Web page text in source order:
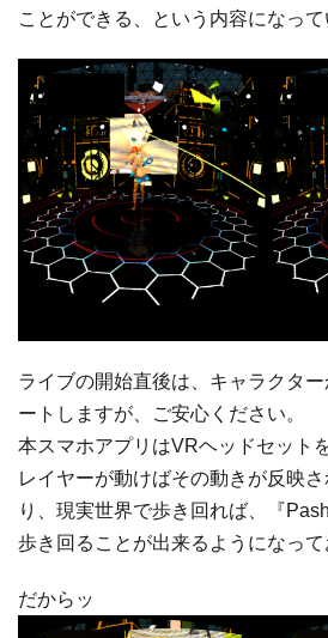
ことができる、という内容になって
ライブの開始直後は、キャラクタ
ートしますが、ご安心ください。
本スマホアプリはVRヘッドセット
レイヤーが動けばその動きが反映
り、現実世界で歩き回れば、『
歩き回ることが出来るようになって
だからッ